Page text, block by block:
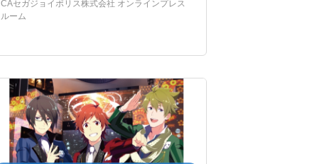
バレーボール元日本代表
アンバサダー
宮城県仙台市
年末年始イベント
初夢チケット
かるた
CAセガジョイポリス株式会社 オンラインプレス
ルーム